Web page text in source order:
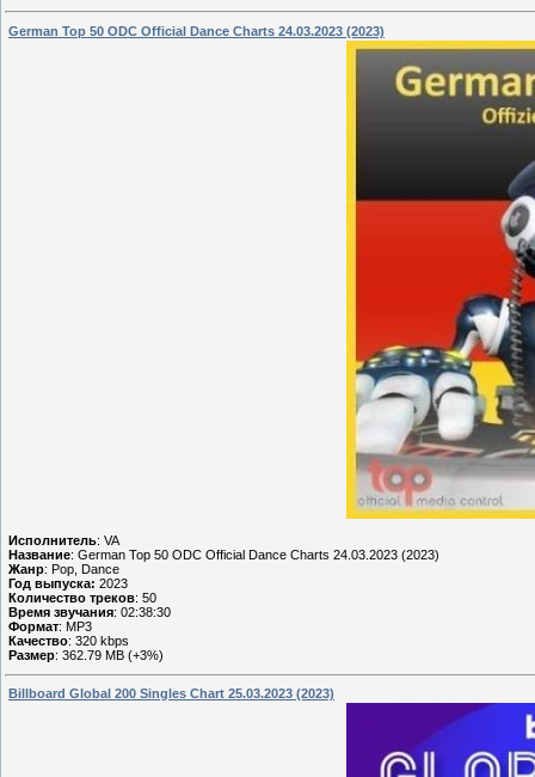
German Top 50 ODC Official Dance Charts 24.03.2023 (2023)
Исполнитель: VA
Название: German Top 50 ODC Official Dance Charts 24.03.2023 (2023)
Жанр: Pop, Dance
Год выпуска: 2023
Количество треков: 50
Время звучания: 02:38:30
Формат: MP3
Качество: 320 kbps
Размер: 362.79 MB (+3%)
Billboard Global 200 Singles Chart 25.03.2023 (2023)